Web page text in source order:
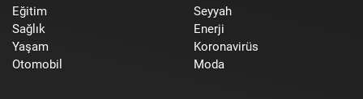
Eğitim
Sağlık
Yaşam
Otomobil
Seyyah
Enerji
Koronavirüs
Moda